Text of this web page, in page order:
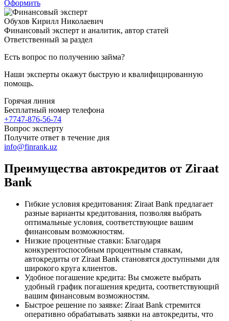
Оформить
Обухов Кирилл Николаевич
Финансовый эксперт и аналитик, автор статей
Ответственный за раздел
Есть вопрос по получению займа?
Наши эксперты окажут быструю и квалифицированную
помощь.
Горячая линия
Бесплатный номер телефона
+7747-876-56-74
Вопрос эксперту
Получите ответ в течение дня
info@finrank.uz
Преимущества автокредитов от Ziraat
Bank
Гибкие условия кредитования: Ziraat Bank предлагает
разные варианты кредитования, позволяя выбрать
оптимальные условия, соответствующие вашим
финансовым возможностям.
Низкие процентные ставки: Благодаря
конкурентоспособным процентным ставкам,
автокредиты от Ziraat Bank становятся доступными для
широкого круга клиентов.
Удобное погашение кредита: Вы сможете выбрать
удобный график погашения кредита, соответствующий
вашим финансовым возможностям.
Быстрое решение по заявке: Ziraat Bank стремится
оперативно обрабатывать заявки на автокредиты, что